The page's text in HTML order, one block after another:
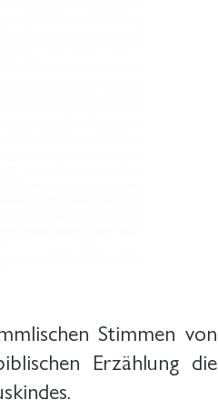
Stimmen von
Erzählung die